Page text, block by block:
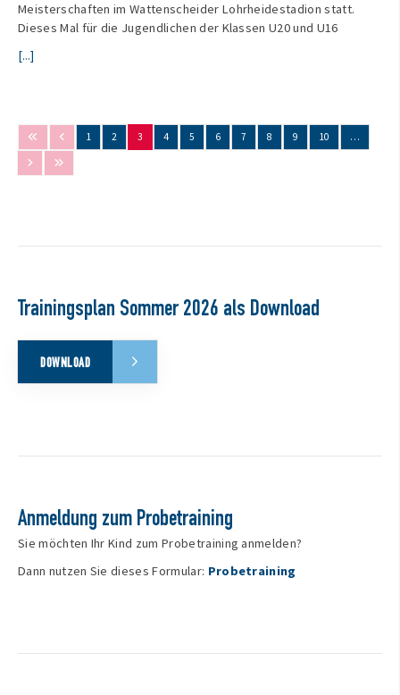
Meisterschaften im Wattenscheider Lohrheidestadion statt.
Dieses Mal für die Jugendlichen der Klassen U20 und U16
[...]
1 2 3 4 5 6 7 8 9 10 …
Trainingsplan Sommer 2026 als Download
DOWNLOAD
Anmeldung zum Probetraining
Sie möchten Ihr Kind zum Probetraining anmelden?
Dann nutzen Sie dieses Formular: Probetraining